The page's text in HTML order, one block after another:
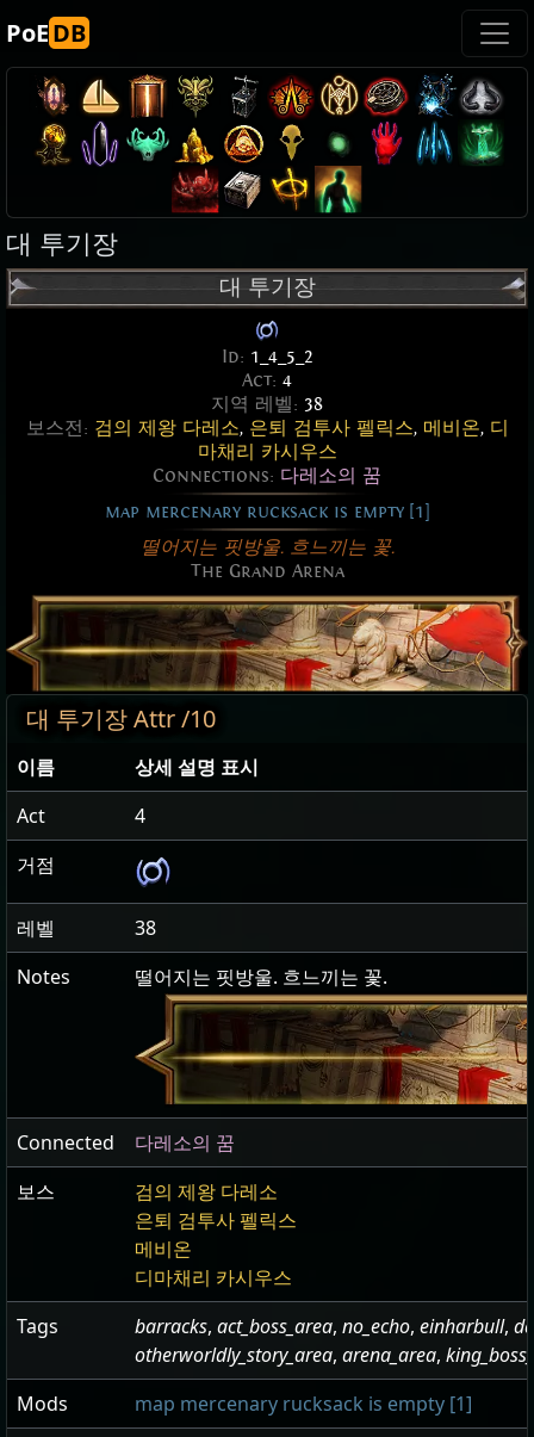
PoEDB
대 투기장
대 투기장
Id: 1_4_5_2
Act: 4
지역 레벨: 38
보스전: 검의 제왕 다레소, 은퇴 검투사 펠릭스, 메비온, 디
마채리 카시우스
Connections: 다레소의 꿈
map mercenary rucksack is empty [1]
떨어지는 핏방울. 흐느끼는 꽃.
The Grand Arena
대 투기장 Attr /10
이름
상세 설명 표시
Act
4
거점
레벨
38
Notes
떨어지는 핏방울. 흐느끼는 꽃.
Connected
다레소의 꿈
보스
검의 제왕 다레소
은퇴 검투사 펠릭스
메비온
디마채리 카시우스
Tags
barracks, act_boss_area, no_echo, einharbull,
otherworldly_story_area, arena_area,
Mods
map mercenary rucksack is empty [1]